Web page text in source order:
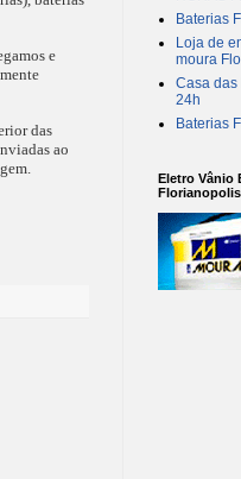
e
das
ao
Baterias
Loja de
moura
Casa
24h
Baterias
Eletro Vânio
Florianopolis